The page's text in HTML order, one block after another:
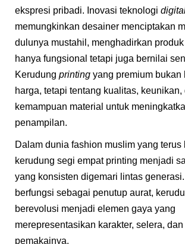
ekspresi pribadi. Inovasi teknologi
memungkinkan desainer menciptakan
dulunya mustahil, menghadirkan
hanya fungsional tetapi juga bernilai
Kerudung printing yang premium bukan
harga, tetapi tentang kualitas, keunikan,
kemampuan material untuk
penampilan.
Dalam dunia fashion muslim yang terus
kerudung segi empat printing menjadi
yang konsisten digemari lintas
berfungsi sebagai penutup aurat,
berevolusi menjadi elemen gaya yang
merepresentasikan karakter, selera,
pemakainya.